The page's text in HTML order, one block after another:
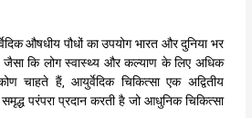
औषधीय पौधों का उपयोग भारत और दुनिया भर
जैसा कि लोग स्वास्थ्य और कल्याण के लिए अधिक
चाहते हैं, आयुर्वेदिक चिकित्सा एक अद्वितीय
परंपरा प्रदान करती है जो आधुनिक चिकित्सा